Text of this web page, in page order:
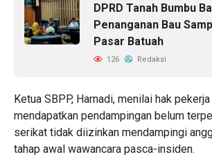
DPRD Tanah Bumbu
Penanganan Bau
Pasar Batuah
126 Redaksi
Ketua SBPP, Harnadi, menilai hak
mendapatkan pendampingan belum
serikat tidak diizinkan mendampingi
tahap awal wawancara pasca-insiden.